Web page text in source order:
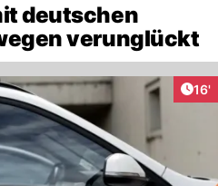
deutschen
verunglückt
16'